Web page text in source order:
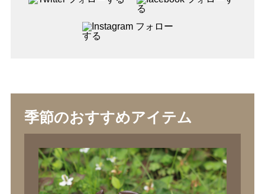
季節のおすすめアイテム